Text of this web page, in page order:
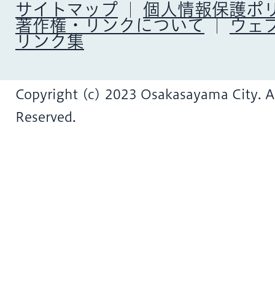
サイトマップ
個人情報保護ポ
著作権・リンクについて
ウェ
リンク集
Copyright (c) 2023 Osakasayama City.
Reserved.